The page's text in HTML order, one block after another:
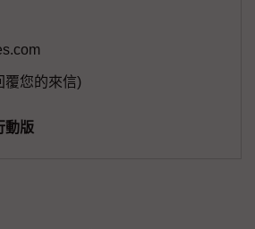
覆您的來信)
動版